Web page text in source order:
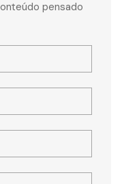
pensado